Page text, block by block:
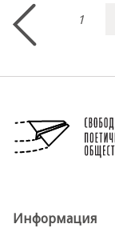
1
Информация